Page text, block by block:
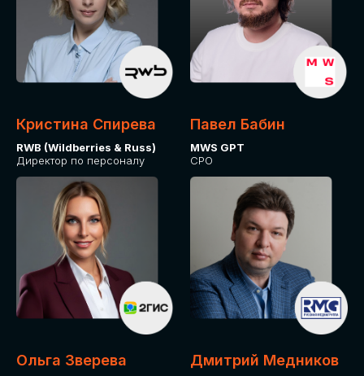
Кристина Спирева
RWB (Wildberries & Russ)
Директор по персоналу
Павел Бабин
MWS GPT
CPO
Ольга Зверева Дмитрий Медников